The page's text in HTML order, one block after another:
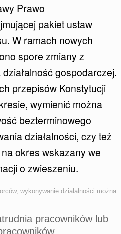
Prawo
pakiet ustaw
W ramach nowych
spore zmiany z
gospodarczej.
przepisów Konstytucji
wymienić można
bezterminowego
działalności, czy też
okres wskazany we
o zwieszeniu.
wykonywanie działalności można
pracowników lub